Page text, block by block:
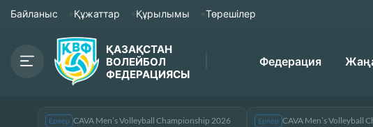
Байланыс Құжаттар Құрылымы Төрешілер
ҚАЗАҚСТАН
ВОЛЕЙБОЛ
ФЕДЕРАЦИЯСЫ
Федерация
Ерлер CAVA Men’s Volleyball Championship 2026 Ерлер CAVA Men’s Volleyball